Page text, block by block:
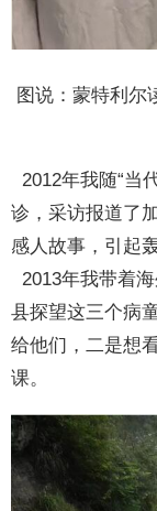
图说：蒙特利尔
2012年我随“当
诊，采访报道了
感人故事，引起轰
2013年我带着
县探望这三个病
给他们，二是想
课。